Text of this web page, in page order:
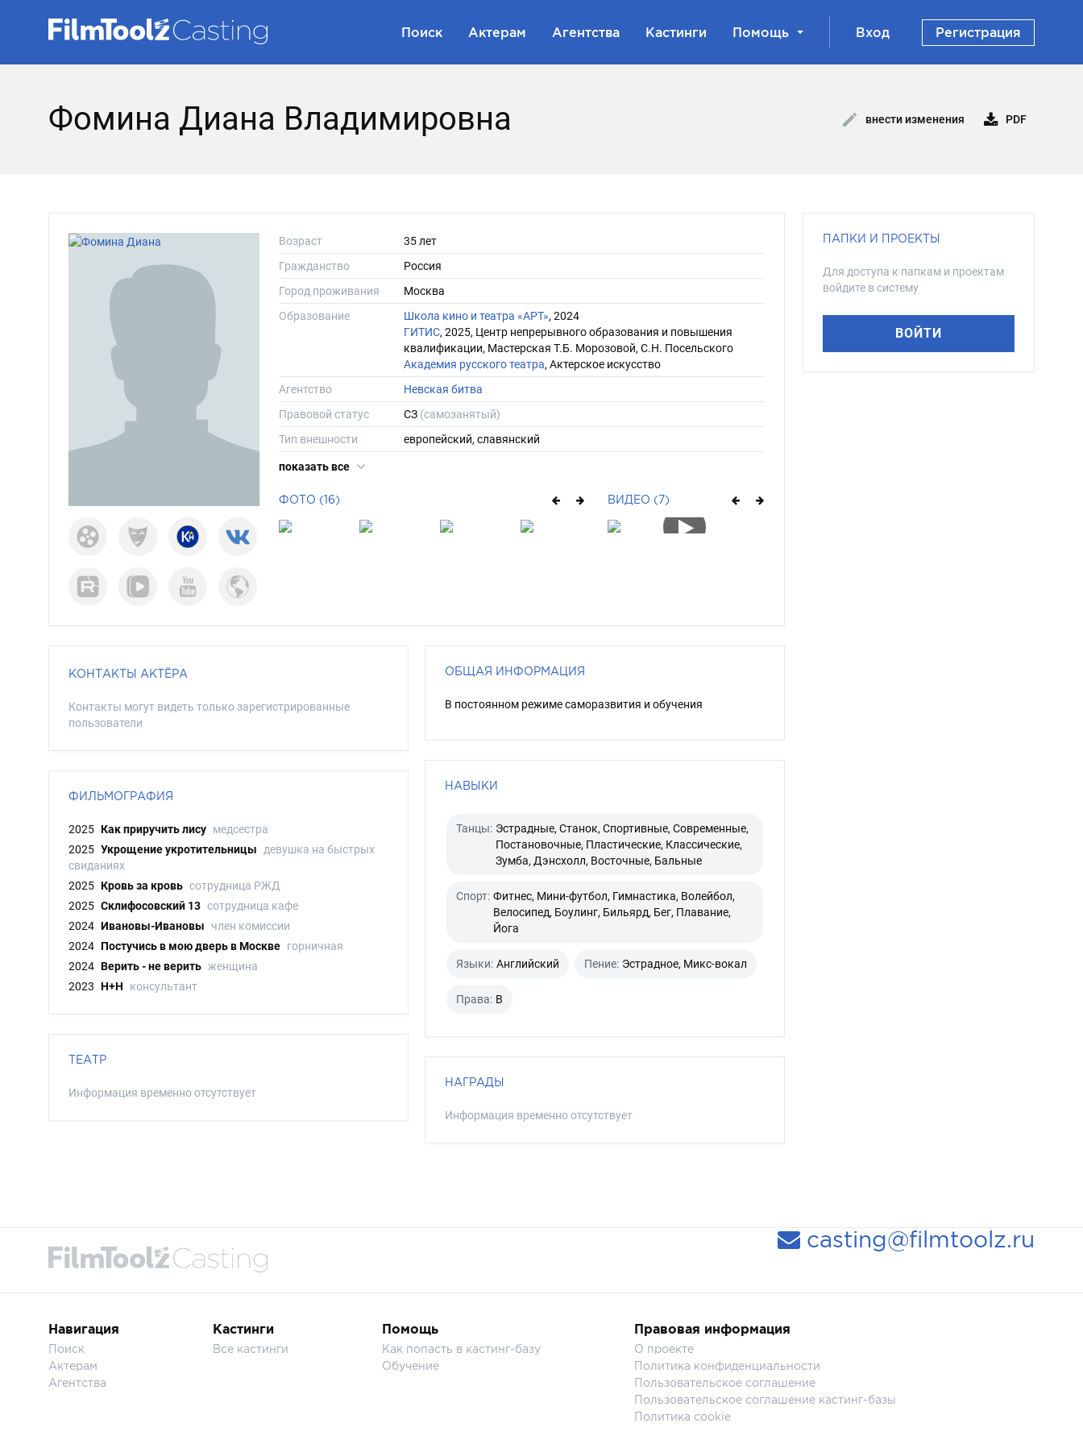
Поиск Актерам Агентства Кастинги Помощь Вход Регистрация
Фомина Диана Владимировна внести изменения PDF
Возраст
35 лет
Гражданство
Россия
Город проживания
Москва
Образование
Школа кино и театра «АРТ», 2024
ГИТИС, 2025, Центр непрерывного образования и повышения
квалификации, Мастерская Т.Б. Морозовой, С.Н. Посельского
Академия русского театра, Актерское искусство
Агентство
Невская битва
Правовой статус
СЗ (самозанятый)
Тип внешности
европейский, славянский
Телосложение
серо-голубой
показать все
ФОТО (16) ВИДЕО (7)
КОНТАКТЫ АКТЁРА
Контакты могут видеть только зарегистрированные
пользователи
ФИЛЬМОГРАФИЯ
2025 Как приручить лису медсестра
2025 Укрощение укротительницы
девушка на быстрых
свиданиях
2025 Кровь за кровь сотрудница РЖД
2025 Склифосовский 13 сотрудница кафе
2024 Ивановы-Ивановы член комиссии
2024 Постучись в мою дверь в Москве горничная
2024 Верить - не верить женщина
2023 Н+Н консультант
ТЕАТР
Информация временно отсутствует
ОБЩАЯ ИНФОРМАЦИЯ
В постоянном режиме саморазвития и обучения
НАВЫКИ
Танцы: Эстрадные, Станок, Спортивные, Современные,
Постановочные, Пластические, Классические,
Зумба, Дэнсхолл, Восточные, Бальные
Спорт: Фитнес, Мини-футбол, Гимнастика, Волейбол,
Велосипед, Боулинг, Бильярд, Бег, Плавание,
Йога
Языки: Английский Пение: Эстрадное, Микс-вокал
Права: B
НАГРАДЫ
Информация временно отсутствует
ПАПКИ И ПРОЕКТЫ
Для доступа к папкам и проектам
войдите в систему
ВОЙТИ
casting@filmtoolz.ru
Навигация
Поиск
Актерам
Агентства
Кастинги
Все кастинги
Помощь
Как попасть в кастинг-базу
Обучение
Правовая информация
О проекте
Политика конфиденциальности
Пользовательское соглашение
Пользовательское соглашение кастинг-базы
Политика cookie